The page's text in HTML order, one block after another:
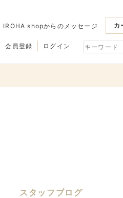
カ
IROHA shopからのメッセージ
会員登録 ログイン
スタッフブログ